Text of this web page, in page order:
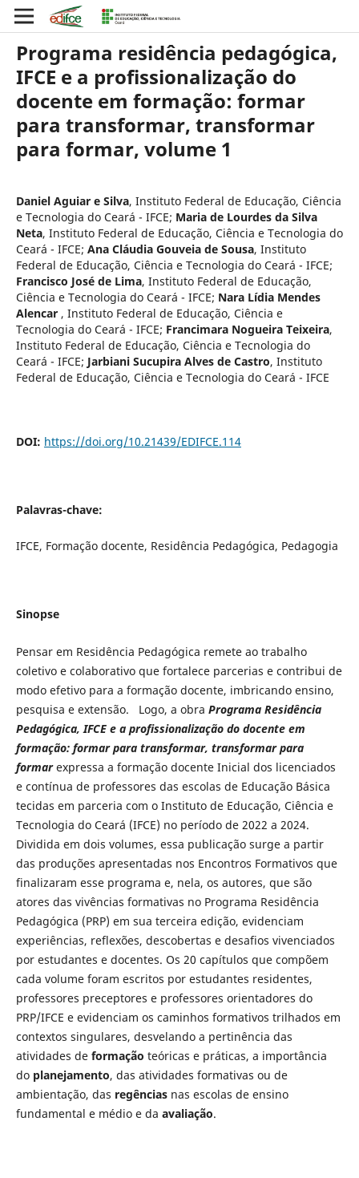
Programa residência pedagógica,
IFCE e a profissionalização do
docente em formação: formar
para transformar, transformar
para formar, volume 1
Daniel Aguiar e Silva, Instituto Federal de Educação, Ciência
e Tecnologia do Ceará - IFCE; Maria de Lourdes da Silva
Neta, Instituto Federal de Educação, Ciência e Tecnologia do
Ceará - IFCE; Ana Cláudia Gouveia de Sousa, Instituto
Federal de Educação, Ciência e Tecnologia do Ceará - IFCE;
Francisco José de Lima, Instituto Federal de Educação,
Ciência e Tecnologia do Ceará - IFCE; Nara Lídia Mendes
Alencar , Instituto Federal de Educação, Ciência e
Tecnologia do Ceará - IFCE; Francimara Nogueira Teixeira,
Instituto Federal de Educação, Ciência e Tecnologia do
Ceará - IFCE; Jarbiani Sucupira Alves de Castro, Instituto
Federal de Educação, Ciência e Tecnologia do Ceará - IFCE
DOI: https://doi.org/10.21439/EDIFCE.114
Palavras-chave:
IFCE, Formação docente, Residência Pedagógica, Pedagogia
Sinopse
Pensar em Residência Pedagógica remete ao trabalho
coletivo e colaborativo que fortalece parcerias e contribui de
modo efetivo para a formação docente, imbricando ensino,
pesquisa e extensão. Logo, a obra Programa Residência
Pedagógica, IFCE e a profissionalização do docente em
formação: formar para transformar, transformar para
formarexpressa a formação docente Inicial dos licenciados
e contínua de professores das escolas de Educação Básica
tecidas em parceria com o Instituto de Educação, Ciência e
Tecnologia do Ceará (IFCE) no período de 2022 a 2024.
Dividida em dois volumes, essa publicação surge a partir
das produções apresentadas nos Encontros Formativos que
finalizaram esse programa e, nela, os autores, que são
atores das vivências formativas no Programa Residência
Pedagógica (PRP) em sua terceira edição, evidenciam
experiências, reflexões, descobertas e desafios vivenciados
por estudantes e docentes. Os 20 capítulos que compõem
cada volume foram escritos por estudantes residentes,
professores preceptores e professores orientadores do
PRP/IFCE e evidenciam os caminhos formativos trilhados em
contextos singulares, desvelando a pertinência das
atividades de formação teóricas e práticas, a importância
do planejamento, das atividades formativas ou de
ambientação, das regênciasnas escolas de ensino
fundamental e médio e da avaliação.